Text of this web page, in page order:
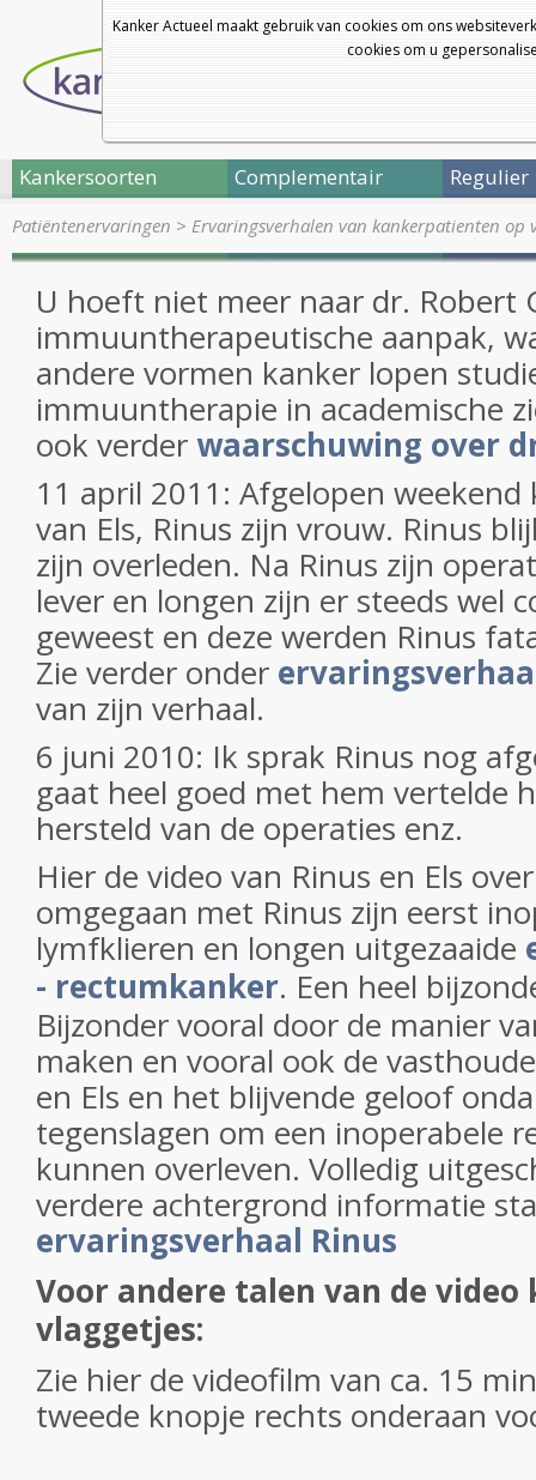
Kanker Actueel maakt gebruik van cookies om ons
cookies om u
Kankersoorten Complementair Regulier
Patiëntenervaringen > Ervaringsverhalen van kankerpatienten op
U hoeft niet meer naar dr. Robert
immuuntherapeutische aanpak,
andere vormen kanker lopen
immuuntherapie in academische
ook verder waarschuwing over
11 april 2011: Afgelopen weekend
van Els, Rinus zijn vrouw. Rinus
zijn overleden. Na Rinus zijn
lever en longen zijn er steeds wel
geweest en deze werden Rinus
Zie verder onder
van zijn verhaal.
6 juni 2010: Ik sprak Rinus nog
gaat heel goed met hem vertelde
hersteld van de operaties enz.
Hier de video van Rinus en Els
omgegaan met Rinus zijn eerst
lymfklieren en longen uitgezaaide
- rectumkanker. Een heel
Bijzonder vooral door de manier
maken en vooral ook de
en Els en het blijvende geloof
tegenslagen om een inoperabele
kunnen overleven. Volledig
verdere achtergrond informatie
ervaringsverhaal Rinus
Voor andere talen van de video
vlaggetjes:
Zie hier de videofilm van ca. 15
tweede knopje rechts onderaan